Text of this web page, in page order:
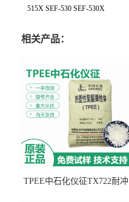
515X SEF-530 SEF-530X
相关产品：
TPEE中石化仪征TX722耐冲